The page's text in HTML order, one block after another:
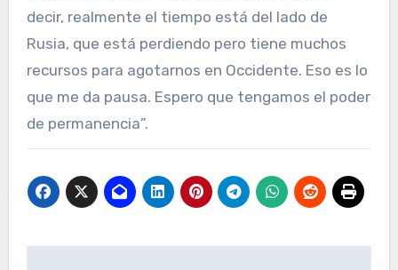
decir, realmente el tiempo está del lado de
Rusia, que está perdiendo pero tiene muchos
recursos para agotarnos en Occidente. Eso es lo
que me da pausa. Espero que tengamos el poder
de permanencia”.